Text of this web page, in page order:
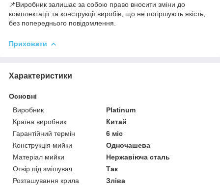
📌Виробник залишає за собою право вносити зміни до
комплектації та конструкції виробів, що не погіршують якість,
без попереднього повідомлення.
Приховати
Характеристики
Основні
Виробник
Platinum
Країна виробник
Китай
Гарантійний термін
6 міс
Конструкція мийки
Одночашева
Матеріал мийки
Нержавіюча сталь
Отвір під змішувач
Так
Розташування крила
Зліва